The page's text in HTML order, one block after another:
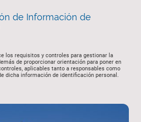
de Información de
los requisitos y controles para gestionar la
de proporcionar orientación para poner en
aplicables tanto a responsables como
dicha información de identificación personal.